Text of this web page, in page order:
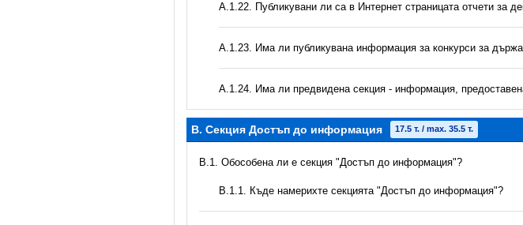
А.1.22. Публикувани ли са в Интернет страницата отчети за
А.1.23. Има ли публикувана информация за конкурси за
А.1.24. Има ли предвидена секция - информация,
B. Секция Достъп до информация 17.5 т. / max. 35.5 т.
В.1. Обособена ли е секция "Достъп до информация"?
В.1.1. Къде намерихте секцията "Достъп до информация"?